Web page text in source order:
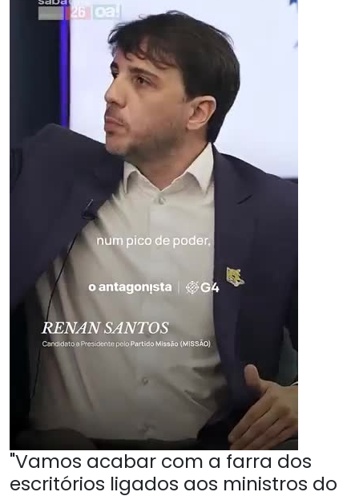
"Vamos acabar com a farra dos
escritórios ligados aos ministros do